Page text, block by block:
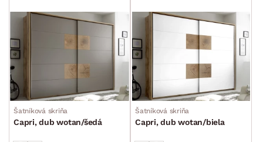
Šatníková skriňa
Capri, dub wotan/šedá
Šatníková skriňa
Capri, dub wotan/biela